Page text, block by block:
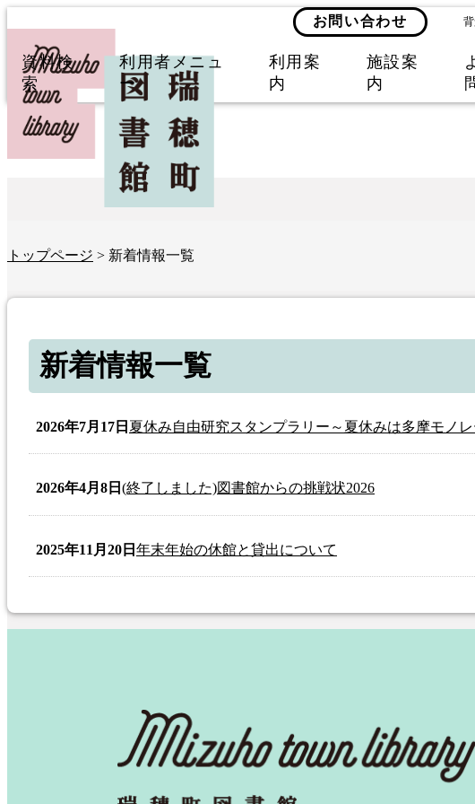
お問い合わせ
資料検
索
利用者メニュ
ー
利用案
内
施設案
内
トップページ > 新着情報一覧
新着情報一覧
2026年7月17日 夏休み自由研究スタンプラリー～夏休みは多摩モノ
2026年4月8日 (終了しました)図書館からの挑戦状2026
2025年11月20日 年末年始の休館と貸出について